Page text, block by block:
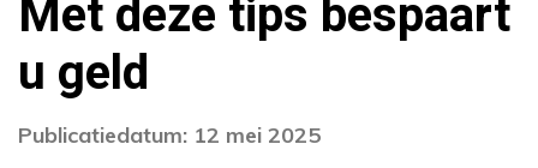
Met deze tips bespaart
u geld
Publicatiedatum: 12 mei 2025